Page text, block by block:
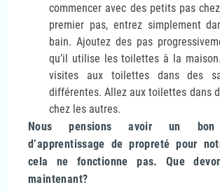
commencer avec des petits pas
premier pas, entrez simplement
bain. Ajoutez des pas
qu’il utilise les toilettes à la
visites aux toilettes dans des
différentes. Allez aux toilettes dans
chez les autres.
Nous pensions avoir un bon
d’apprentissage de propreté pour
cela ne fonctionne pas. Que
maintenant?